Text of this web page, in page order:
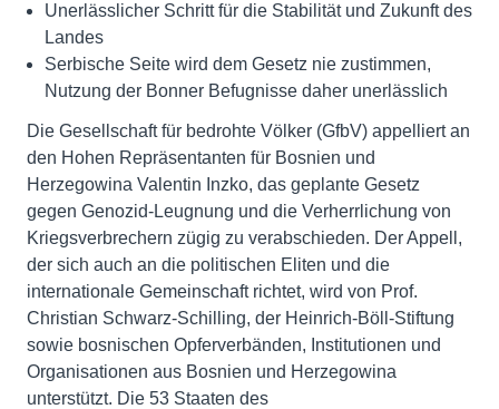
Unerlässlicher Schritt für die Stabilität und Zukunft des
Landes
Serbische Seite wird dem Gesetz nie zustimmen,
Nutzung der Bonner Befugnisse daher unerlässlich
Die Gesellschaft für bedrohte Völker (GfbV) appelliert an
den Hohen Repräsentanten für Bosnien und
Herzegowina Valentin Inzko, das geplante Gesetz
gegen Genozid-Leugnung und die Verherrlichung von
Kriegsverbrechern zügig zu verabschieden. Der Appell,
der sich auch an die politischen Eliten und die
internationale Gemeinschaft richtet, wird von Prof.
Christian Schwarz-Schilling, der Heinrich-Böll-Stiftung
sowie bosnischen Opferverbänden, Institutionen und
Organisationen aus Bosnien und Herzegowina
unterstützt. Die 53 Staaten des